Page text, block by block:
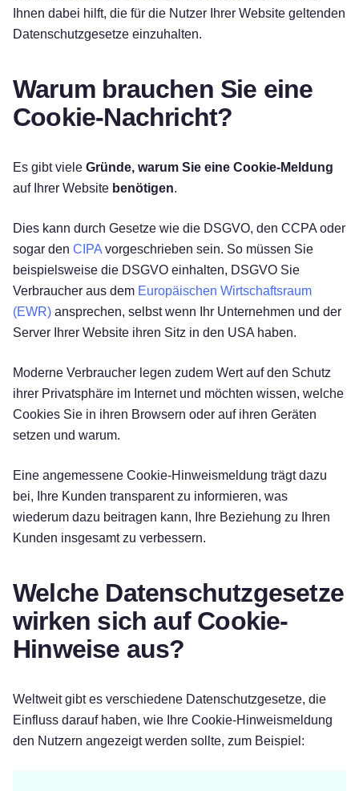
Ihnen dabei hilft, die für die Nutzer Ihrer Website geltenden
Datenschutzgesetze einzuhalten.
Warum brauchen Sie eine
Cookie-Nachricht?
Es gibt viele Gründe, warum Sie eine Cookie-Meldung
auf Ihrer Website benötigen.
Dies kann durch Gesetze wie die DSGVO, den CCPA oder
sogar den CIPA vorgeschrieben sein. So müssen Sie
beispielsweise die DSGVO einhalten, DSGVO Sie
Verbraucher aus dem Europäischen Wirtschaftsraum
(EWR) ansprechen, selbst wenn Ihr Unternehmen und der
Server Ihrer Website ihren Sitz in den USA haben.
Moderne Verbraucher legen zudem Wert auf den Schutz
ihrer Privatsphäre im Internet und möchten wissen, welche
Cookies Sie in ihren Browsern oder auf ihren Geräten
setzen und warum.
Eine angemessene Cookie-Hinweismeldung trägt dazu
bei, Ihre Kunden transparent zu informieren, was
wiederum dazu beitragen kann, Ihre Beziehung zu Ihren
Kunden insgesamt zu verbessern.
Welche Datenschutzgesetze
wirken sich auf Cookie-
Hinweise aus?
Weltweit gibt es verschiedene Datenschutzgesetze, die
Einfluss darauf haben, wie Ihre Cookie-Hinweismeldung
den Nutzern angezeigt werden sollte, zum Beispiel: